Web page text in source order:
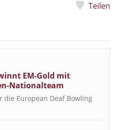
Teilen
EM-Gold mit
Nationalteam
European Deaf Bowling